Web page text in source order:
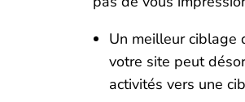
Un meilleur ciblage
votre site peut
activités vers une